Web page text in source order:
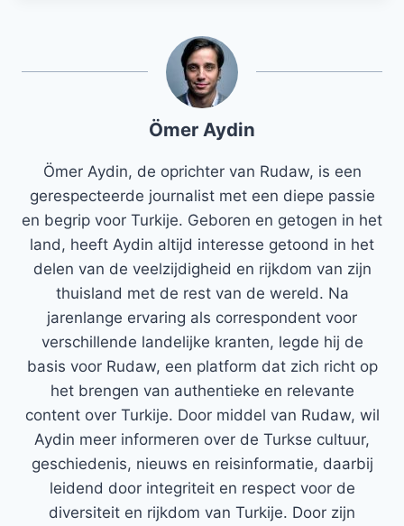
Ömer Aydin
Ömer Aydin, de oprichter van Rudaw, is een
gerespecteerde journalist met een diepe passie
en begrip voor Turkije. Geboren en getogen in het
land, heeft Aydin altijd interesse getoond in het
delen van de veelzijdigheid en rijkdom van zijn
thuisland met de rest van de wereld. Na
jarenlange ervaring als correspondent voor
verschillende landelijke kranten, legde hij de
basis voor Rudaw, een platform dat zich richt op
het brengen van authentieke en relevante
content over Turkije. Door middel van Rudaw, wil
Aydin meer informeren over de Turkse cultuur,
geschiedenis, nieuws en reisinformatie, daarbij
leidend door integriteit en respect voor de
diversiteit en rijkdom van Turkije. Door zijn